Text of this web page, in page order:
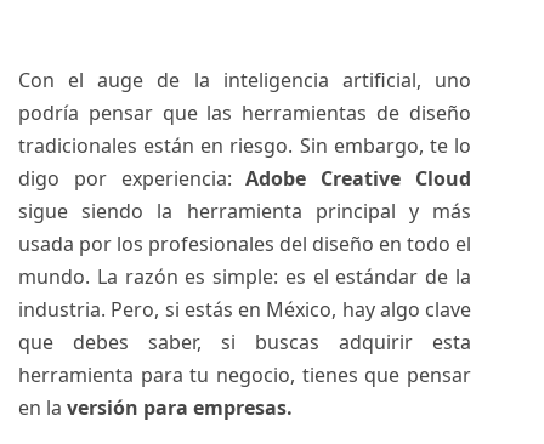
Con el auge de la inteligencia artificial, uno
podría pensar que las herramientas de diseño
tradicionales están en riesgo. Sin embargo, te lo
digo por experiencia:Adobe Creative Cloud
sigue siendo la herramienta principal y más
usada por los profesionales del diseño en todo el
mundo. La razón es simple: es el estándar de la
industria. Pero, si estás en México, hay algo clave
que debes saber, si buscas adquirir esta
herramienta para tu negocio, tienes que pensar
en la versión para empresas.